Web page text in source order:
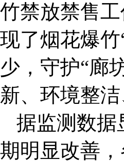
竹禁放禁售
现了烟花爆
少，守护“廊
新、环境整
据监测数据
期明显改善